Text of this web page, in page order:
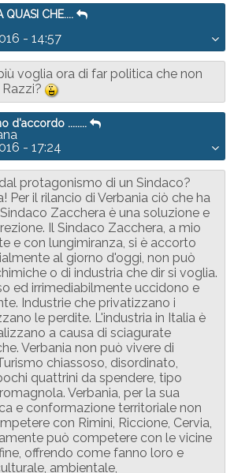
QUASI CHE....
- 14:57
voglia ora di far politica che non
:-D
d'accordo ........
- 17:24
protagonismo di un Sindaco?
Per il rilancio di Verbania ciò che ha
Zacchera è una soluzione e
Il Sindaco Zacchera, a mio
e con lungimiranza, si è accorto
al giorno d'oggi, non può
o di industria che dir si voglia.
ed irrimediabilmente uccidono e
Industrie che privatizzano i
le perdite. L'industria in Italia è
a causa di sciagurate
Verbania non può vivere di
chiassoso, disordinato,
quattrini da spendere, tipo
Verbania, per la sua
e conformazione territoriale non
con Rimini, Riccione, Cervia,
può competere con le vicine
offrendo come fanno loro e
ambientale,